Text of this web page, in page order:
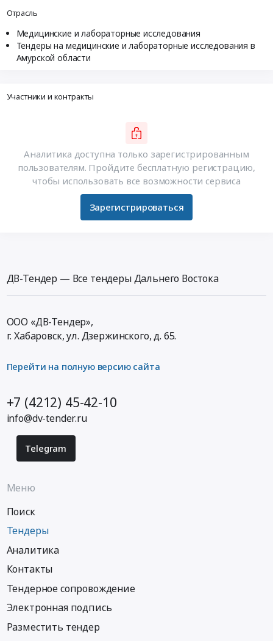
Отрасль
Медицинские и лабораторные исследования
Тендеры на медицинские и лабораторные исследования в
Амурской области
Участники и контракты
Аналитика доступна только зарегистрированным
пользователям. Пройдите бесплатную регистрацию,
чтобы использовать все возможности сервиса
Зарегистрироваться
ДВ-Тендер — Все тендеры Дальнего Востока
ООО «ДВ-Тендер»,
г. Хабаровск,ул. Дзержинского, д. 65.
Перейти на полную версию сайта
+7 (4212) 45-42-10
info@dv-tender.ru
Telegram
Меню
Поиск
Тендеры
Аналитика
Контакты
Тендерное сопровождение
Электронная подпись
Разместить тендер